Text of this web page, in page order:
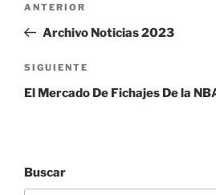
entradas
Entrada
anterior:
ANTERIOR
Archivo Noticias 2023
Siguiente
entrada
SIGUIENTE
El Mercado De Fichajes De la
Buscar